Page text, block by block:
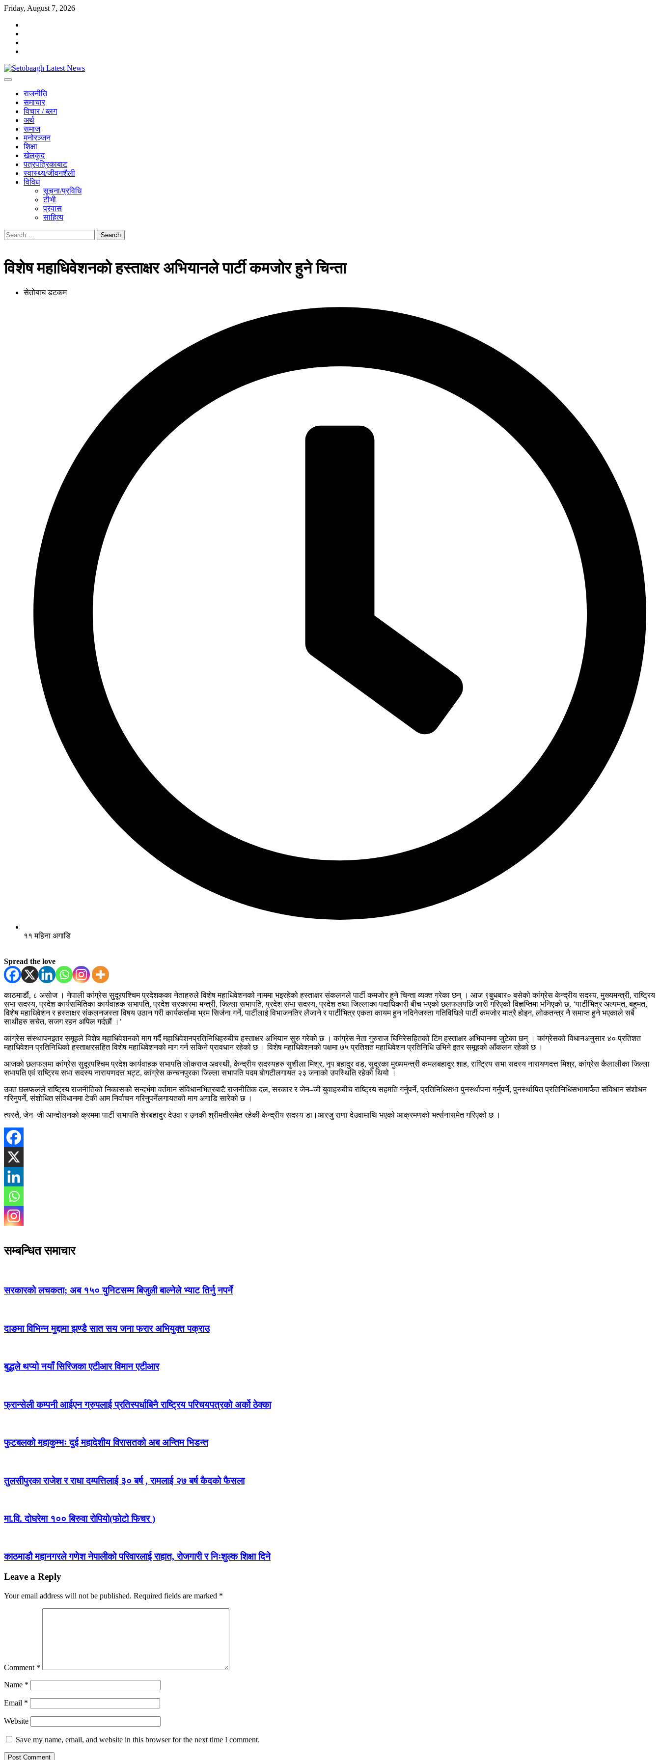
Skip
content
Friday, August 7, 2026
राजनीति
समाचार
विचार / ब्लग
अर्थ
समाज
मनोरञ्जन
शिक्षा
खेलकुद
पत्रपत्रिकाबाट
स्वास्थ्य/जीवनशैली
विविध
सूचना/प्रविधि
टीभी
प्रवास
साहित्य
Search
for:
विशेष महाधिवेशनको हस्ताक्षर अभियानले पार्टी कमजोर हुने चिन्ता
सेतोबाघ डटकम
११ महिना अगाडि
Spread the love
काठमाडौं, ८ असोज । नेपाली कांग्रेस सुदूरपश्चिम प्रदेशकका नेताहरुले विशेष महाधिवेशनको नाममा भइरहेको हस्ताक्षर संकलनले पार्टी कमजोर हुने चिन्ता व्यक्त गरेका छन् । आज ९बुधबार० बसेको कांग्रेस केन्द्रीय सदस्य, मुख्यमन्त्री, राष्ट्रिय
सभा सदस्य, प्रदेश कार्यसमितिका कार्यवाहक सभापति, प्रदेश सरकारमा मन्त्री, जिल्ला सभापति, प्रदेश सभा सदस्य, प्रदेश तथा जिल्लाका पदाधिकारी बीच भएको छलफलपछि जारी गरिएको विज्ञप्तिमा भनिएको छ, ‘पार्टीभित्र अल्पमत, बहुमत,
विशेष महाधिवेशन र हस्ताक्षर संकलनजस्ता विषय उठान गरी कार्यकर्तामा भ्रम सिर्जना गर्ने, पार्टीलाई विभाजनतिर लैजाने र पार्टीभित्र एकता कायम हुन नदिनेजस्ता गतिविधिले पार्टी कमजोर मात्रै होइन, लोकतन्त्र नै समाप्त हुने भएकाले सबै
साथीहरु सचेत, सजग रहन अपिल गर्दछौं ।’
कांग्रेस संस्थापनइतर समूहले विशेष महाधिवेशनको माग गर्दै महाधिवेशनप्रतिनिधिहरुबीच हस्ताक्षर अभियान सुरु गरेको छ । कांग्रेस नेता गुरुराज घिमिरेसहितको टिम हस्ताक्षर अभियानमा जुटेका छन् । कांग्रेसको विधानअनुसार ४० प्रतिशत
महाधिवेशन प्रतिनिधिको हस्ताक्षरसहित विशेष महाधिवेशनको माग गर्न सकिने प्रावधान रहेको छ । विशेष महाधिवेशनको पक्षमा ७५ प्रतिशत महाधिवेशन प्रतिनिधि उभिने इतर समूहको आँकलन रहेको छ ।
आजको छलफलमा कांग्रेस सुदूरपश्चिम प्रदेश कार्यवाहक सभापति लोकराज अवस्थी, केन्द्रीय सदस्यहरु सुशीला मिश्र, नृप बहादुर वड, सुदूरका मुख्यमन्त्री कमलबहादुर शाह, राष्ट्रिय सभा सदस्य नारायणदत्त मिश्र, कांग्रेस कैलालीका जिल्ला
सभापति एवं राष्ट्रिय सभा सदस्य नारायणदत्त भट्ट, कांग्रेस कन्चनपुरका जिल्ला सभापति पदम बोगटीलगायत २३ जनाको उपस्थिति रहेको थियो ।
उक्त छलफलले राष्ट्रिय राजनीतिको निकासको सन्दर्भमा वर्तमान संविधानभित्रबाटै राजनीतिक दल, सरकार र जेन–जी युवाहरुबीच राष्ट्रिय सहमति गर्नुपर्ने, प्रतिनिधिसभा पुनर्स्थापना गर्नुपर्ने, पुनर्स्थापित प्रतिनिधिसभामार्फत संविधान संशोधन
गरिनुपर्ने, संशोधित संविधानमा टेकी आम निर्वाचन गरिनुपर्नेलगायतको माग अगाडि सारेको छ ।
त्यस्तै, जेन–जी आन्दोलनको क्रममा पार्टी सभापति शेरबहादुर देउवा र उनकी श्रीमतीसमेत रहेकी केन्द्रीय सदस्य डा।आरजु राणा देउवामाथि भएको आक्रमणको भर्त्सनासमेत गरिएको छ ।
सम्बन्धित समाचार
सरकारको लचकता; अब १५० युनिटसम्म बिजुली बाल्नेले भ्याट तिर्नु नपर्ने
दाङमा विभिन्न मुद्दामा झण्डै सात सय जना फरार अभियुक्त पक्राउ
बुद्धले थप्यो नयाँ सिरिजका एटीआर विमान एटीआर
फ्रान्सेली कम्पनी आईएन ग्रुपलाई प्रतिस्पर्धाबिनै राष्ट्रिय परिचयपत्रको अर्को ठेक्का
फुटबलको महाकुम्भः दुई महादेशीय विरासतको अब अन्तिम भिडन्त
तुलसीपुरका राजेश र राधा दम्पत्तिलाई ३० बर्ष , रामलाई २७ बर्ष कैदको फैसला
मा.वि. दोघरेमा १०० बिरुवा रोपियो(फोटो फिचर )
काठमाडौ महानगरले गणेश नेपालीको परिवारलाई राहात, रोजगारी र निःशुल्क शिक्षा दिने
Leave a Reply
Your email address will not be published. Required fields are marked *
Comment *
Name *
Email *
Website
Save my name, email, and website in this browser for the next time I comment.